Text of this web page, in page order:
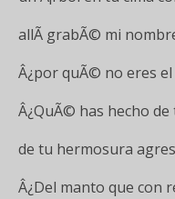
allÃ­ grabÃ© mi
Â¿por quÃ© no eres
Â¿QuÃ© has hecho
de tu hermosura
Â¿Del manto que con